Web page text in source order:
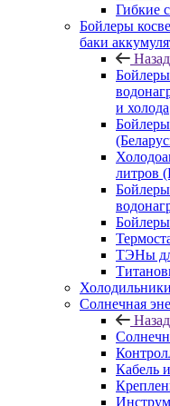
Гибкие
Бойлеры
баки
Назад
Бойлеры
и холода
литров
Бойлеры
ТЭНы
Солнечная
Назад
Кабель